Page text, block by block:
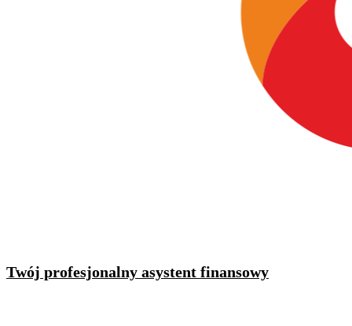
Twój profesjonalny asystent finansowy